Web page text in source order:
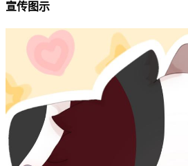
宣传图示